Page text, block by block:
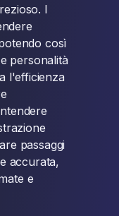
I
così
personalità
l'efficienza
passaggi
accurata,
e